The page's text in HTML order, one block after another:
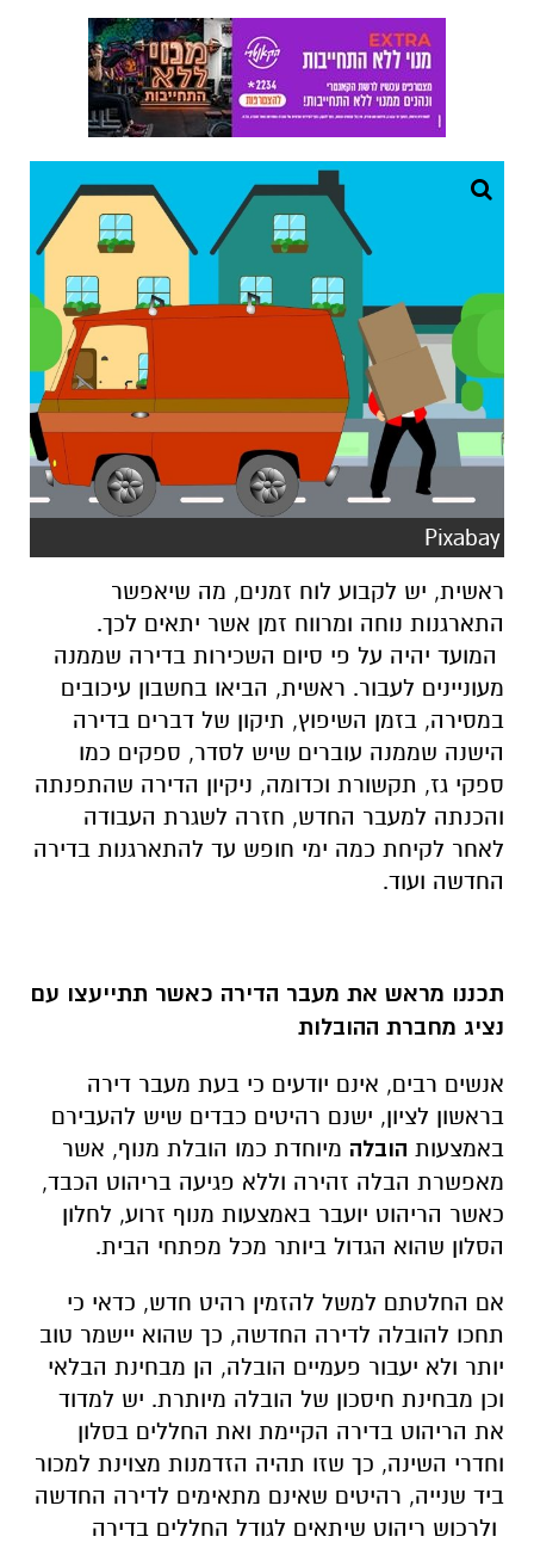
Pixabay
ראשית, יש לקבוע לוח זמנים, מה שיאפשר
התארגנות נוחה ומרווח זמן אשר יתאים לכך.
המועד יהיה על פי סיום השכירות בדירה שממנה
מעוניינים לעבור. ראשית, הביאו בחשבון עיכובים
במסירה, בזמן השיפוץ, תיקון של דברים בדירה
הישנה שממנה עוברים שיש לסדר, ספקים כמו
ספקי גז, תקשורת וכדומה, ניקיון הדירה שהתפנתה
והכנתה למעבר החדש, חזרה לשגרת העבודה
לאחר לקיחת כמה ימי חופש עד להתארגנות בדירה
החדשה ועוד.
תכננו מראש את מעבר הדירה כאשר תתייעצו עם
נציג מחברת ההובלות
אנשים רבים, אינם יודעים כי בעת מעבר דירה
בראשון לציון, ישנם רהיטים כבדים שיש להעבירם
באמצעות הובלה מיוחדת כמו הובלת מנוף, אשר
מאפשרת הבלה זהירה וללא פגיעה בריהוט הכבד,
כאשר הריהוט יועבר באמצעות מנוף זרוע, לחלון
הסלון שהוא הגדול ביותר מכל מפתחי הבית.
אם החלטתם למשל להזמין רהיט חדש, כדאי כי
תחכו להובלה לדירה החדשה, כך שהוא יישמר טוב
יותר ולא יעבור פעמיים הובלה, הן מבחינת הבלאי
וכן מבחינת חיסכון של הובלה מיותרת. יש למדוד
את הריהוט בדירה הקיימת ואת החללים בסלון
וחדרי השינה, כך שזו תהיה הזדמנות מצוינת למכור
ביד שנייה, רהיטים שאינם מתאימים לדירה החדשה
ולרכוש ריהוט שיתאים לגודל החללים בדירה